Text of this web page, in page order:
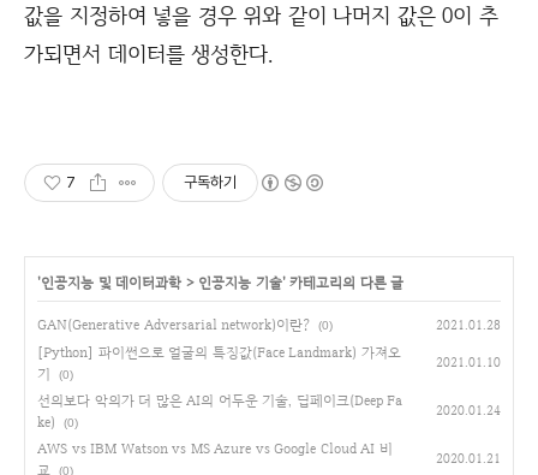
값을 지정하여 넣을 경우 위와 같이 나머지 값은 0이 추
가되면서 데이터를 생성한다.
7 구독하기
'인공지능 및 데이터과학 > 인공지능 기술' 카테고리의 다른 글
GAN(Generative Adversarial network)이란? (0) 2021.01.28
[Python] 파이썬으로 얼굴의 특징값(Face Landmark) 가져오
기
(0)
2021.01.10
선의보다 악의가 더 많은 AI의 어두운 기술, 딥페이크(Deep Fa
ke)
(0)
2020.01.24
AWS vs IBM Watson vs MS Azure vs Google Cloud AI 비
교
(0)
2020.01.21